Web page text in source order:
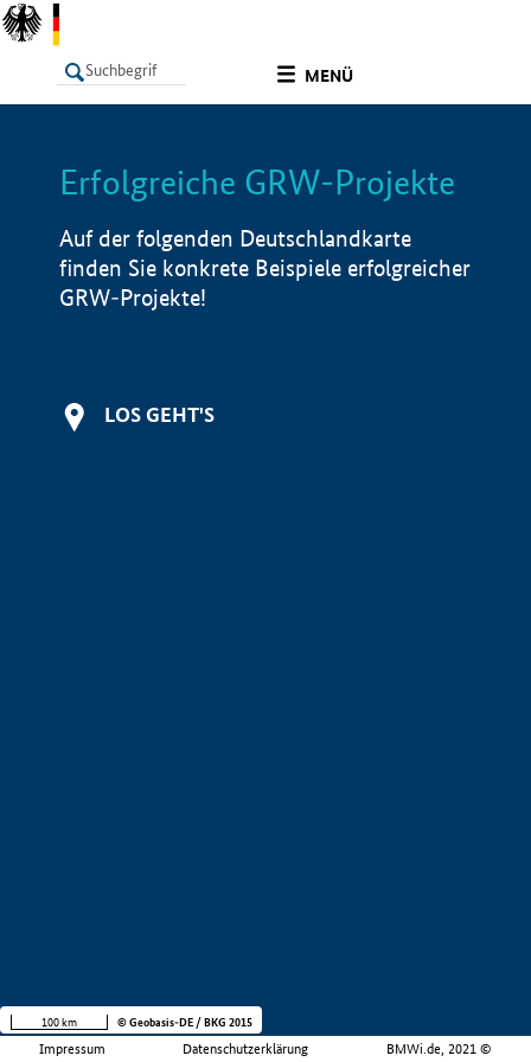
MENÜ
LISTE Info
Erfolgreiche GRW-Projekte
Auf der folgenden Deutschlandkarte
finden Sie konkrete Beispiele erfolgreicher
GRW-Projekte!
LOS GEHT'S
Impressum Datenschutzerklärung BMWi.de, 2021 ©
100 km © Geobasis-DE / BKG 2015